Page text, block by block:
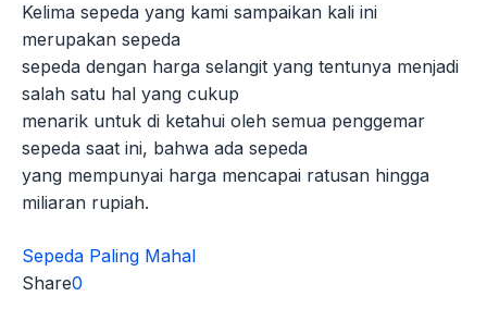
Kelima sepeda yang kami sampaikan kali ini
merupakan sepeda
sepeda dengan harga selangit yang tentunya menjadi
salah satu hal yang cukup
menarik untuk di ketahui oleh semua penggemar
sepeda saat ini, bahwa ada sepeda
yang mempunyai harga mencapai ratusan hingga
miliaran rupiah.
Sepeda Paling Mahal
Share0